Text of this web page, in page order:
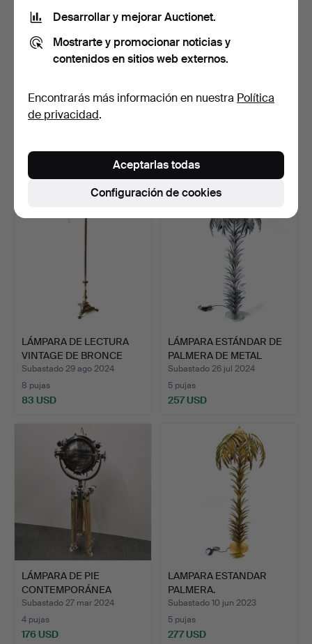
BASE DE LÁMPARA DE
MESA DE METAL DORADO.
2 pujas
LINTERNAS DE
4 pujas
75 USD
LÁMPARA DE LECTURA
VINTAGE DE BRONCE
PESAD…
Subastado 29 ago 2024
8 pujas
83 USD
LÁMPARA ESTÁNDAR DE
PALMERA DE METAL
PLATE…
Subastado 26 jul 2024
5 pujas
257 USD
LÁMPARA DE PIE
CONTEMPORÁNEA
ESTILO REFLEC…
Subastado 27 mar 2024
4 pujas
176 USD
LAMPARA ESTANDAR
PALMERA.
Subastado 10 jun 2023
5 pujas
277 USD
Desarrollar y mejorar Auctionet.
Mostrarte y promocionar noticias y
contenidos en sitios web externos.
Encontrarás más información en nuestra Política
de privacidad.
Configuración de cookies
Aceptarlas todas